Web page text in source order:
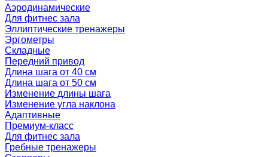
Аэродинамические
Для фитнес зала
Эллиптические тренажеры
Эргометры
Складные
Передний привод
Длина шага от 40 см
Длина шага от 50 см
Изменение длины шага
Изменение угла наклона
Адаптивные
Премиум-класс
Для фитнес зала
Гребные тренажеры